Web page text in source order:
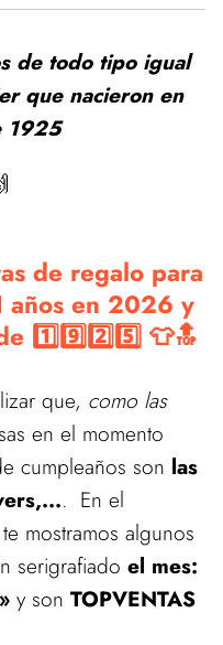
de todo tipo igual
que nacieron en
1925
de regalo para
años en 2026 y
1️⃣9️⃣2️⃣5️⃣ 👕🔝
que, como las
en el momento
cumpleaños son las
. En el
mostramos algunos
serigrafiado el mes:
y son TOPVENTAS